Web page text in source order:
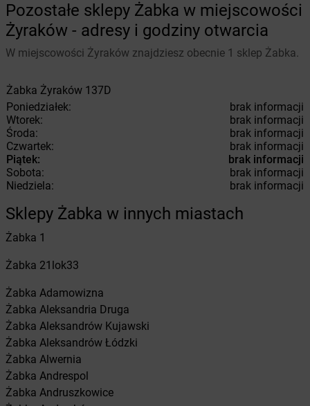
Pozostałe sklepy Żabka w miejscowości
Żyraków - adresy i godziny otwarcia
W miejscowości Żyraków znajdziesz obecnie 1 sklep Żabka.
Żabka Żyraków 137D
Poniedziałek:
brak informacji
Wtorek:
brak informacji
Środa:
brak informacji
Czwartek:
brak informacji
Piątek:
brak informacji
Sobota:
brak informacji
Niedziela:
brak informacji
Sklepy Żabka w innych miastach
Żabka 1
Żabka 21lok33
Żabka Adamowizna
Żabka Aleksandria Druga
Żabka Aleksandrów Kujawski
Żabka Aleksandrów Łódzki
Żabka Alwernia
Żabka Andrespol
Żabka Andruszkowice